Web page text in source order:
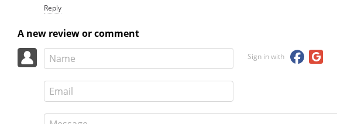
Reply
A new review or comment
Sign in with